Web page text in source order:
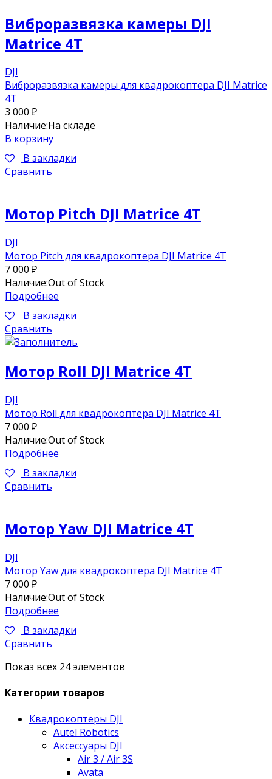
Виброразвязка камеры DJI
Matrice 4T
DJI
Виброразвязка камеры для квадрокоптера DJI Matrice
4T
3 000 ₽
Наличие:На складе
В корзину
В закладки
Сравнить
Мотор Pitch DJI Matrice 4T
DJI
Мотор Pitch для квадрокоптера DJI Matrice 4T
7 000 ₽
Наличие:Out of Stock
Подробнее
В закладки
Сравнить
Мотор Roll DJI Matrice 4T
DJI
Мотор Roll для квадрокоптера DJI Matrice 4T
7 000 ₽
Наличие:Out of Stock
Подробнее
В закладки
Сравнить
Мотор Yaw DJI Matrice 4T
DJI
Мотор Yaw для квадрокоптера DJI Matrice 4T
7 000 ₽
Наличие:Out of Stock
Подробнее
В закладки
Сравнить
Показ всех 24 элементов
Категории товаров
Квадрокоптеры DJI
Autel Robotics
Аксессуары DJI
Air 3 / Air 3S
Avata